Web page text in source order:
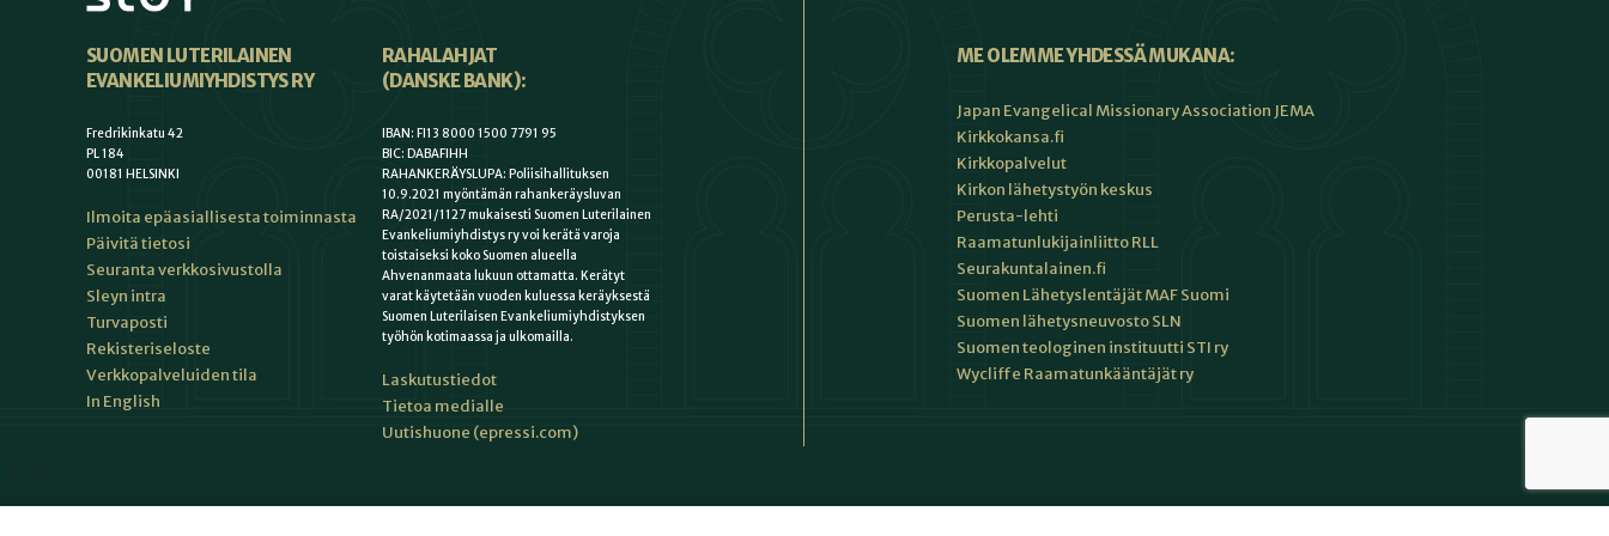
SUOMEN LUTERILAINEN
EVANKELIUMIYHDISTYS RY
Fredrikinkatu 42
PL 184
00181 HELSINKI
Ilmoita epäasiallisesta toiminnasta
Päivitä tietosi
Seuranta verkkosivustolla
Sleyn intra
Turvaposti
Rekisteriseloste
Verkkopalveluiden tila
In English
RAHALAHJAT
(DANSKE BANK):
IBAN: FI13 8000 1500 7791 95
BIC: DABAFIHH
RAHANKERÄYSLUPA: Poliisihallituksen
10.9.2021 myöntämän rahankeräysluvan
RA/2021/1127 mukaisesti Suomen Luterilainen
Evankeliumiyhdistys ry voi kerätä varoja
toistaiseksi koko Suomen alueella
Ahvenanmaata lukuun ottamatta. Kerätyt
varat käytetään vuoden kuluessa keräyksestä
Suomen Luterilaisen Evankeliumiyhdistyksen
työhön kotimaassa ja ulkomailla.
Laskutustiedot
Tietoa medialle
Uutishuone (epressi.com)
ME OLEMME YHDESSÄ MUKANA:
Japan Evangelical Missionary Association JEMA
Kirkkokansa.fi
Kirkkopalvelut
Kirkon lähetystyön keskus
Perusta-lehti
Raamatunlukijainliitto RLL
Seurakuntalainen.fi
Suomen Lähetyslentäjät MAF Suomi
Suomen lähetysneuvosto SLN
Suomen teologinen instituutti STI ry
Wycliffe Raamatunkääntäjät ry